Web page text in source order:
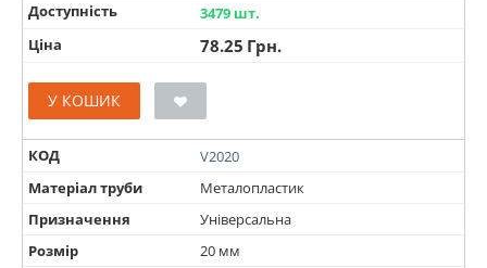
Доступність
3479 шт.
Ціна
78.25 Грн.
У КОШИК
КОД
V2020
Матеріал труби
Металопластик
Призначення
Універсальна
Розмір
20 мм